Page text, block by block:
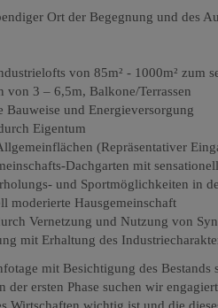
Ort der Begegnung und des
von 85m² - 1000m² zum
von 3 – 6,5m, Balkone/Terrassen
Bauweise und Energieversorgung
Eigentum
(Repräsentativer
Dachgarten mit
und Sportmöglichkeiten in
moderierte Hausgemeinschaft
Vernetzung und Nutzung von
mit Erhaltung des
mit Besichtigung des Bestands
der ersten Phase suchen wir
Wirtschaften wichtig ist und die